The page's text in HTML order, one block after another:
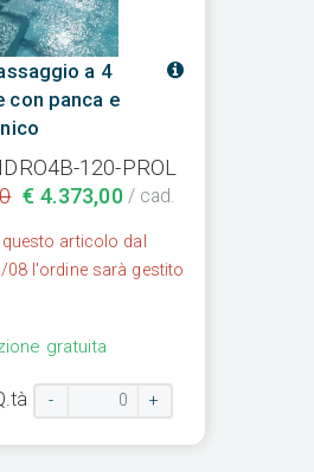
a 4
con panca e
120-PROL
€ 4.373,00/ cad.
articolo dal
08 l'ordine sarà gestito
gratuita
- +